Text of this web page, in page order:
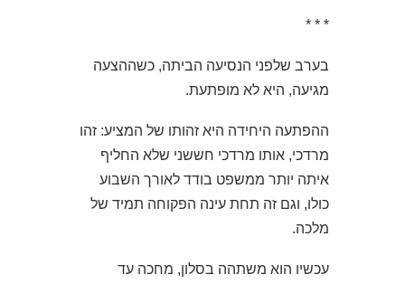
* * *
בערב שלפני הנסיעה הביתה, כשההצעה
מגיעה, היא לא מופתעת.
ההפתעה היחידה היא זהותו של המציע: זהו
מרדכי, אותו מרדכי חששני שלא החליף
איתה יותר ממשפט בודד לאורך השבוע
כולו, וגם זה תחת עינה הפקוחה תמיד של
מלכה.
עכשיו הוא משתהה בסלון, מחכה עד